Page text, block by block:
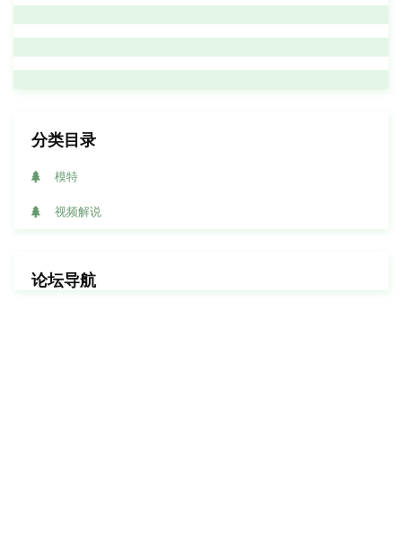
分类目录
模特
视频解说
论坛导航